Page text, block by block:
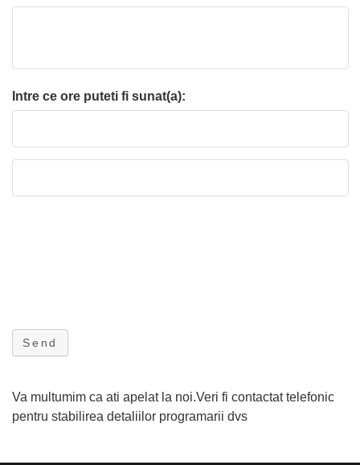
Intre ce ore puteti fi sunat(a):
Send
Va multumim ca ati apelat la noi.Veri fi contactat telefonic
pentru stabilirea detaliilor programarii dvs